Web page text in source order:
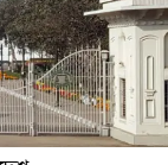
শিক্ষকের